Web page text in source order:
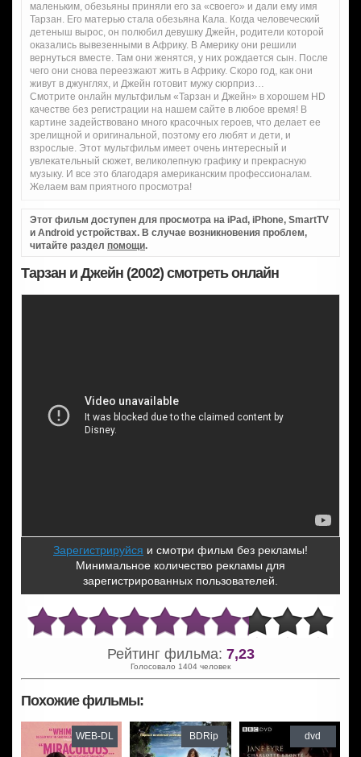
маленьким, обезьяны приняли его за «своего» и дали ему имя
Тарзан. Его матерью стала обезьяна Кала. Когда человеческий
детеныш вырос, он полюбил девушку Джейн, родители которой
оказались вывезенными в Африку. В Америку они решили
вернуться вместе. Там они женятся, у них рождается сын. После
чего они снова переезжают жить в Африку. Скоро год, как они
живут в джунглях, и Джейн готовит мужу сюрприз…
Смотрите онлайн мультфильм «Тарзан и Джейн» в хорошем HD
качестве без регистрации на нашем сайте в любое время! В
картине задействовано много красочных героев, что делает ее
зрелищной и оригинальной, поэтому его любят и дети, и
взрослые. Этот мультфильм имеет очень интересный и
увлекательный сюжет, великолепную графику и прекрасную
музыку. И все это благодаря американским профессионалам.
Желаем вам приятного просмотра!
Этот фильм доступен для просмотра на iPad, iPhone, SmartTV
и Android устройствах. В случае возникновения проблем,
читайте раздел помощи.
Тарзан и Джейн (2002) смотреть онлайн
Зарегистрируйся и смотри фильм без рекламы!
Минимальное количество рекламы для
зарегистрированных пользователей.
Рейтинг фильма: 7,23
Голосовало 1404 человек
Похожие фильмы:
WEB-DL BDRip dvd